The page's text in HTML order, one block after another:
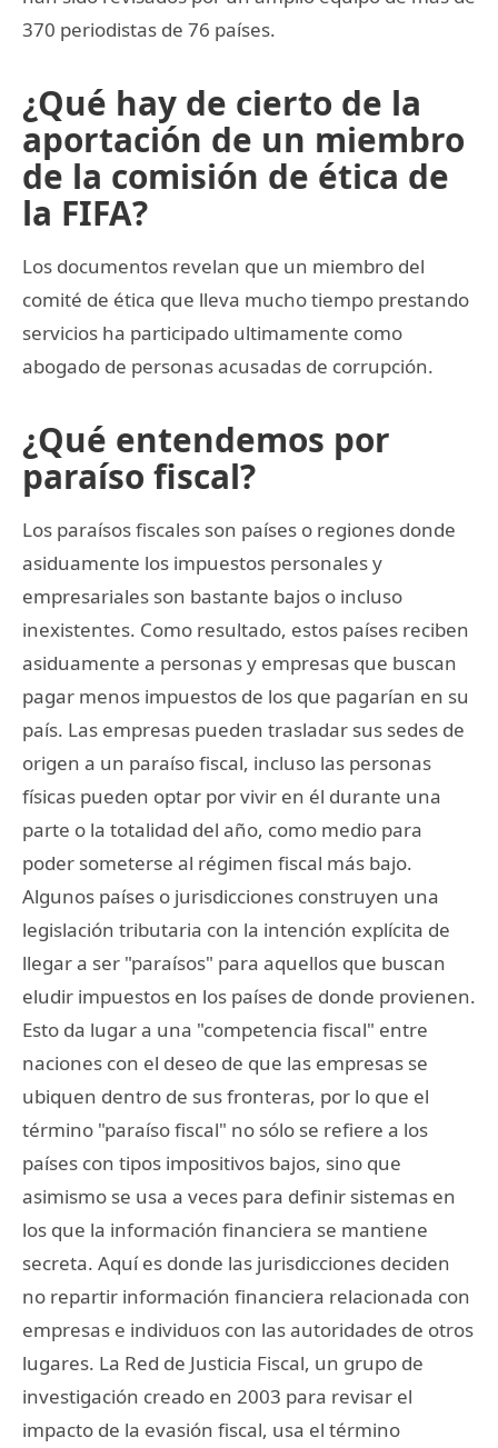
370 periodistas de 76 países.
¿Qué hay de cierto de la
aportación de un miembro
de la comisión de ética de
la FIFA?
Los documentos revelan que un miembro del
comité de ética que lleva mucho tiempo prestando
servicios ha participado ultimamente como
abogado de personas acusadas de corrupción.
¿Qué entendemos por
paraíso fiscal?
Los paraísos fiscales son países o regiones donde
asiduamente los impuestos personales y
empresariales son bastante bajos o incluso
inexistentes. Como resultado, estos países reciben
asiduamente a personas y empresas que buscan
pagar menos impuestos de los que pagarían en su
país. Las empresas pueden trasladar sus sedes de
origen a un paraíso fiscal, incluso las personas
físicas pueden optar por vivir en él durante una
parte o la totalidad del año, como medio para
poder someterse al régimen fiscal más bajo.
Algunos países o jurisdicciones construyen una
legislación tributaria con la intención explícita de
llegar a ser "paraísos" para aquellos que buscan
eludir impuestos en los países de donde provienen.
Esto da lugar a una "competencia fiscal" entre
naciones con el deseo de que las empresas se
ubiquen dentro de sus fronteras, por lo que el
término "paraíso fiscal" no sólo se refiere a los
países con tipos impositivos bajos, sino que
asimismo se usa a veces para definir sistemas en
los que la información financiera se mantiene
secreta. Aquí es donde las jurisdicciones deciden
no repartir información financiera relacionada con
empresas e individuos con las autoridades de otros
lugares. La Red de Justicia Fiscal, un grupo de
investigación creado en 2003 para revisar el
impacto de la evasión fiscal, usa el término